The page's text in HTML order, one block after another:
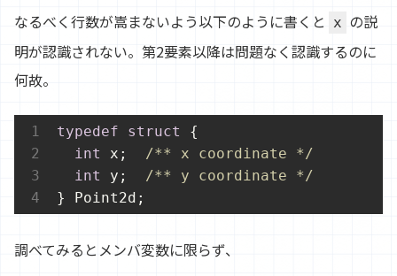
なるべく行数が嵩まないよう以下のように書くと x の説
明が認識されない。第2要素以降は問題なく認識するのに
何故。
typedef struct
{
int
x; /** x coordinate */
int
y; /** y coordinate */
} Point2d;
調べてみるとメンバ変数に限らず、